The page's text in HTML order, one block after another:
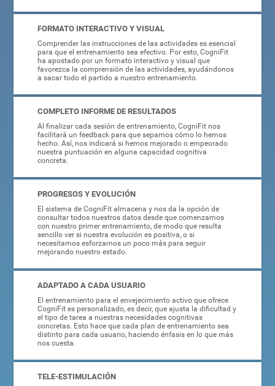
FORMATO INTERACTIVO Y VISUAL
Comprender las instrucciones de las actividades es esencial
para que el entrenamiento sea efectivo. Por esto, CogniFit
ha apostado por un formato interactivo y visual que
favorezca la comprensión de las actividades, ayudándonos
a sacar todo el partido a nuestro entrenamiento.
COMPLETO INFORME DE RESULTADOS
Al finalizar cada sesión de entrenamiento, CogniFit nos
facilitará un feedback para que sepamos cómo lo hemos
hecho. Así, nos indicará si hemos mejorado o empeorado
nuestra puntuación en alguna capacidad cognitiva
concreta.
PROGRESOS Y EVOLUCIÓN
El sistema de CogniFit almacena y nos da la opción de
consultar todos nuestros datos desde que comenzamos
con nuestro primer entrenamiento, de modo que resulta
sencillo ver si nuestra evolución es positiva, o si
necesitamos esforzarnos un poco más para seguir
mejorando nuestro estado.
ADAPTADO A CADA USUARIO
El entrenamiento para el envejecimiento activo que ofrece
CogniFit es personalizado, es decir, que ajusta la dificultad y
el tipo de tarea a nuestras necesidades cognitivas
concretas. Esto hace que cada plan de entrenamiento sea
distinto para cada usuario, haciendo énfasis en lo que más
nos cuesta.
TELE-ESTIMULACIÓN